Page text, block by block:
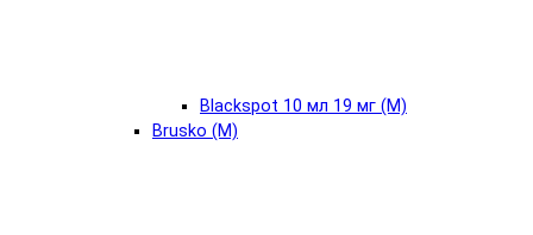
Blackspot 10 мл 19 мг (М)
Brusko (М)